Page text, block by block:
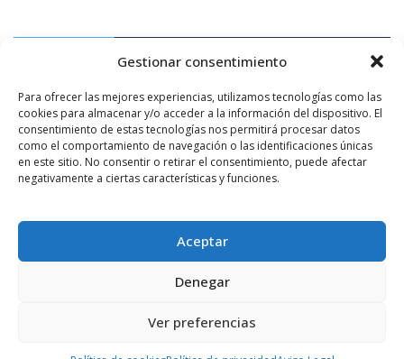
Gestionar consentimiento
Para ofrecer las mejores experiencias, utilizamos tecnologías como las
cookies para almacenar y/o acceder a la información del dispositivo. El
consentimiento de estas tecnologías nos permitirá procesar datos
como el comportamiento de navegación o las identificaciones únicas
en este sitio. No consentir o retirar el consentimiento, puede afectar
negativamente a ciertas características y funciones.
Aceptar
Denegar
Ver preferencias